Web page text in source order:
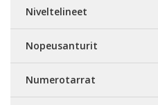
Niveltelineet
Nopeusanturit
Numerotarrat